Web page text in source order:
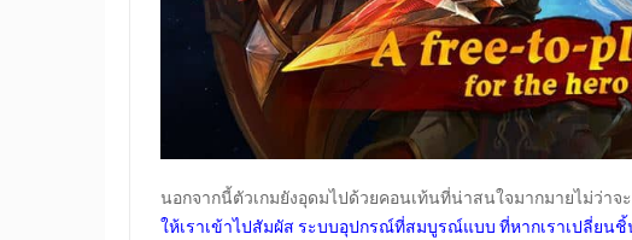
นอกจากนี้ตัวเกมยังอุดมไปด้วยคอนเท้นที่น่าสนใจมากมายไม่ว่าจ
ให้เราเข้าไปสัมผัส ระบบอุปกรณ์ที่สมบูรณ์แบบ ที่หากเราเปลี่ย